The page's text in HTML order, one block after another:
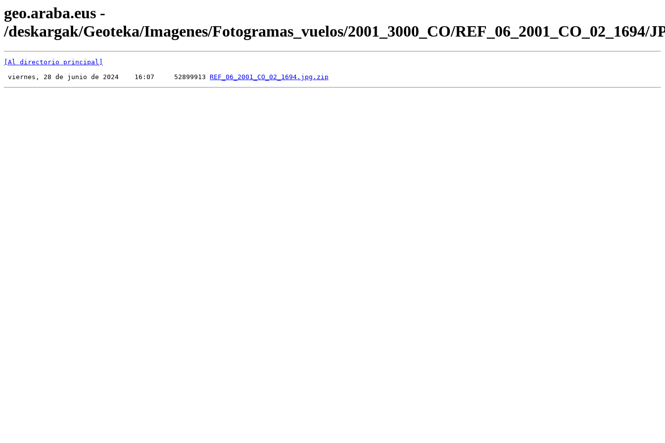
geo.araba.eus -
/deskargak/Geoteka/Imagenes/Fotogramas_vuelos/2001_3000_CO/REF_06_2001_CO_02_1694/
[Al directorio principal]
viernes, 28 de junio de 2024    16:07     52899913 REF_06_2001_CO_02_1694.jpg.zip